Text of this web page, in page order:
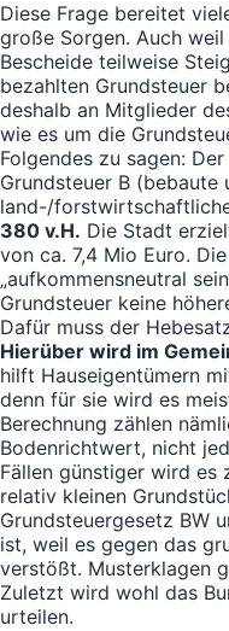
Diese Frage bereitet
große Sorgen. Auch
Bescheide teilweise
bezahlten Grundsteuer
deshalb an Mitglieder
wie es um die
Folgendes zu sagen:
Grundsteuer B (bebaute
land-/
380 v.H. Die Stadt
von ca. 7,4 Mio Euro.
„aufkommensneutral
Grundsteuer keine
Dafür muss der
Hierüber wird im
hilft Hauseigentümern
denn für sie wird es
Berechnung zählen
Bodenrichtwert, nicht
Fällen günstiger wird es
relativ kleinen
Grundsteuergesetz BW
ist, weil es gegen das
verstößt. Musterklagen
Zuletzt wird wohl das
urteilen.